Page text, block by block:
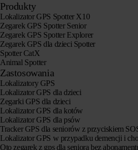
Produkty
Lokalizator GPS Spotter X10
Zegarek GPS Spotter Senior
Zegarek GPS Spotter Explorer
Zegarek GPS dla dzieci Spotter
Spotter CatX
Animal Spotter
Zastosowania
Lokalizatory GPS
Lokalizator GPS dla dzieci
Zegarki GPS dla dzieci
Lokalizator GPS dla kotów
Lokalizator GPS dla psów
Tracker GPS dla seniorów z przyciskiem
Lokalizator GPS w przypadku demencji i
Oto zegarek z gps dla seniora bez